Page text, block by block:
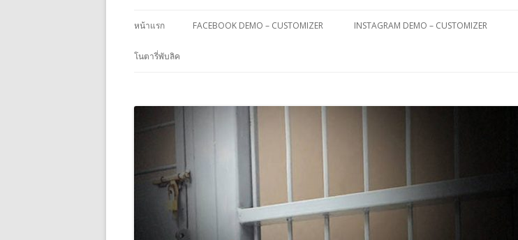
ไป
หน้าแรก FACEBOOK DEMO – CUSTOMIZER INSTAGRAM DEMO – CUSTOMIZER
โนตารี่พับลิค